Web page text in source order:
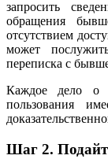
запросить
обращения
отсутствием
может
переписка с
Каждое дело о
пользования
Шаг 2.